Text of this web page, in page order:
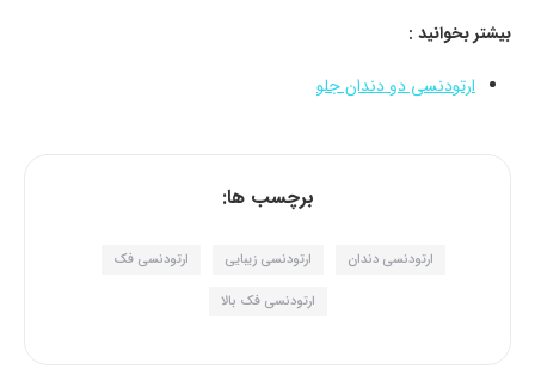
بیشتر بخوانید :
ارتودنسی دو دندان جلو
برچسب ها:
ارتودنسی دندان ارتودنسی زیبایی ارتودنسی فک
ارتودنسی فک بالا